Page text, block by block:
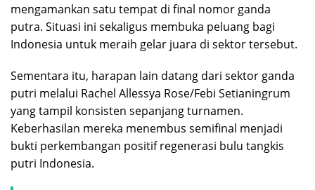
mengamankan satu tempat di final nomor ganda
putra. Situasi ini sekaligus membuka peluang bagi
Indonesia untuk meraih gelar juara di sektor tersebut.
Sementara itu, harapan lain datang dari sektor ganda
putri melalui Rachel Allessya Rose/Febi Setianingrum
yang tampil konsisten sepanjang turnamen.
Keberhasilan mereka menembus semifinal menjadi
bukti perkembangan positif regenerasi bulu tangkis
putri Indonesia.